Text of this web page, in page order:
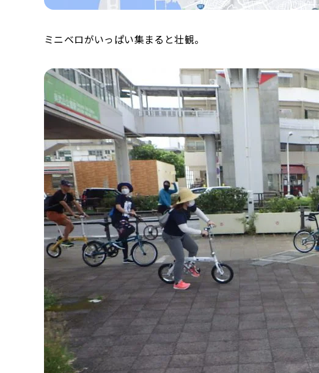
ミニベロがいっぱい集まると壮観。